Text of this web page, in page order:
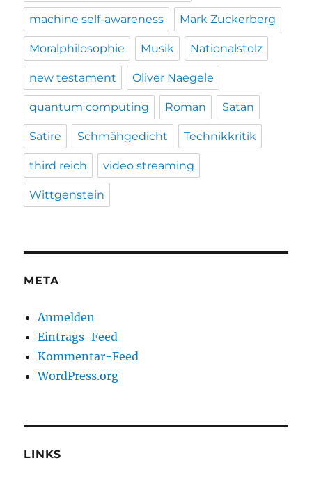
machine self-awareness Mark Zuckerberg
Moralphilosophie Musik Nationalstolz
new testament Oliver Naegele
quantum computing Roman Satan
Satire Schmähgedicht Technikkritik
third reich video streaming
Wittgenstein
META
Anmelden
Eintrags-Feed
Kommentar-Feed
WordPress.org
LINKS